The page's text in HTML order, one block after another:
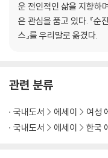
운 전인적인 삶을 지향
은 관심을 품고 있다. 『순
스』를 우리말로 옮겼다.
관련 분류
국내도서 에세이
여성
국내도서
에세이 한국